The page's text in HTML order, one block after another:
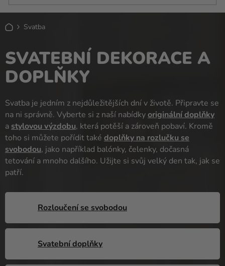
stany
Kanekalon
a
balónky
Párty
Výzdoba
a
doplňky
Kostýmy
Oblečení
merch
Domů Svatba
SVATEBNÍ DEKORACE A
DOPLŇKY
Svatba je jedním z nejdůležitějších dní v životě. Připravte se
na ni správně. Vyberte si z naší nabídkyoriginální doplňky
a stylovou výzdobu, která potěší a zároveň pobaví. Kromě
toho si můžete pořídit také doplňky na rozlučku se
svobodou, jako například balónky, čelenky, dočasná
tetování a mnoho dalšího. Užijte si svůj velký den tak, jak se
patří.
Rozloučení se svobodou
Svatební doplňky